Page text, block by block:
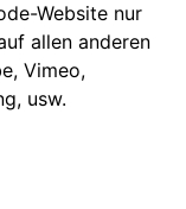
Website nur
allen anderen
Vimeo,
usw.